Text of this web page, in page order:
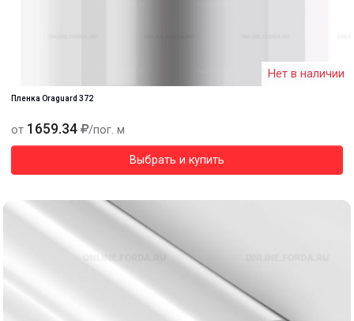
Нет в наличии
Пленка Oraguard 372
от 1659.34 /пог. м
Выбрать и купить